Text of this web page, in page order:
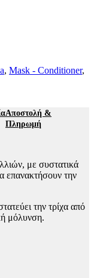
, Mask - Conditioner,
Αποστολή &
Πληρωμή
με συστατικά
επανακτήσουν την
την τρίχα από
μόλυνση.